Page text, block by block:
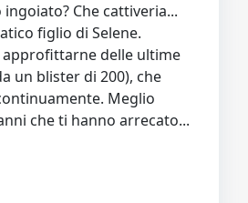
Che cattiveria...
figlio di Selene.
delle ultime
un blister di 200), che
Meglio
che ti hanno arrecato...